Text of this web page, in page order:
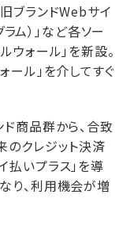
ブランドWebサイ
ム）」など各ソー
ウォール」を新設。
ール」を介してすぐ
商品群から、合致
のクレジット決済
いプラス」を導
り、利用機会が増